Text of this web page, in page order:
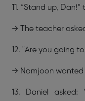
11. “Stand up,
→ The teacher asked
12. "Are you going
→ Namjoon wanted
13. Daniel